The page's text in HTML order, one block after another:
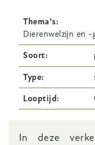
Thema’s
Dierenwelzijn en -
Soort
Type
Looptijd
Body
In deze